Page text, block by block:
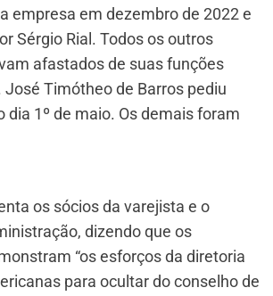
a empresa em dezembro de 2022 e
Sérgio Rial. Todos os outros
afastados de suas funções
Timótheo de Barros pediu
dia 1º de maio. Os demais foram
os sócios da varejista e o
dizendo que os
“os esforços da diretoria
para ocultar do conselho de